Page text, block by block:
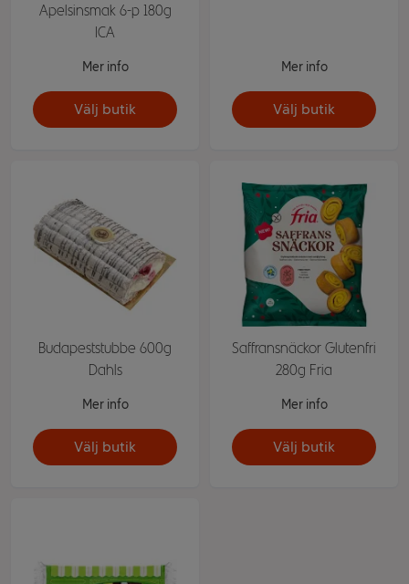
Apelsinsmak 6-p 180g
ICA
Mer info
Välj butik
Mer info
Välj butik
Budapeststubbe 600g
Dahls
Mer info
Välj butik
Saffransnäckor Glutenfri
280g Fria
Mer info
Välj butik